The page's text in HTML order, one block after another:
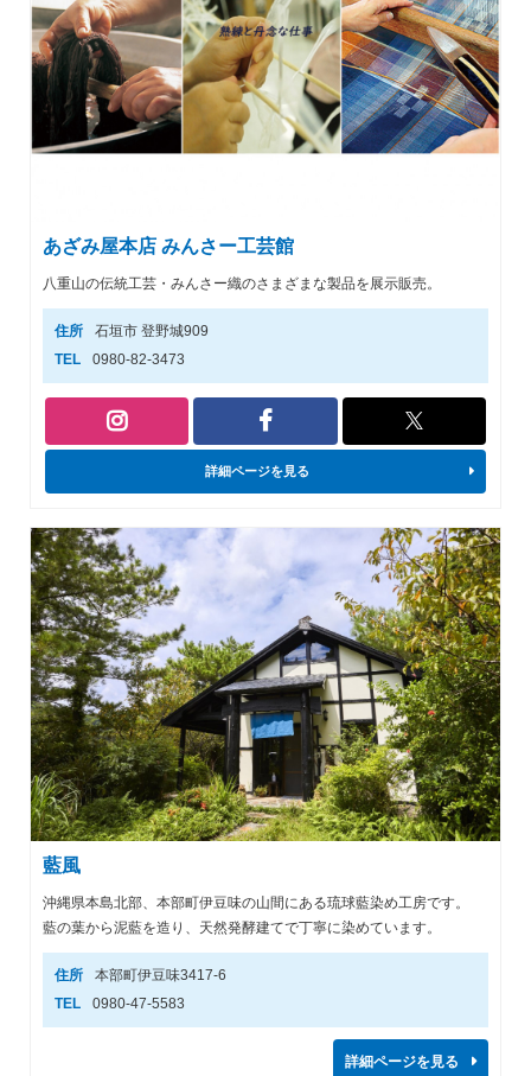
あざみ屋本店 みんさー工芸館
八重山の伝統工芸・みんさー織のさまざまな製品を展示販売。
住所
石垣市 登野城909
TEL
0980-82-3473
詳細ページを見る
藍風
沖縄県本島北部、本部町伊豆味の山間にある琉球藍染め工房です。
藍の葉から泥藍を造り、天然発酵建てで丁寧に染めています。
住所
本部町伊豆味3417-6
TEL
0980-47-5583
詳細ページを見る